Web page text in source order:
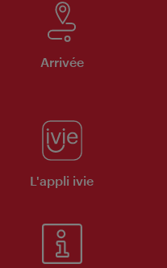
Arrivée
L'appli ivie